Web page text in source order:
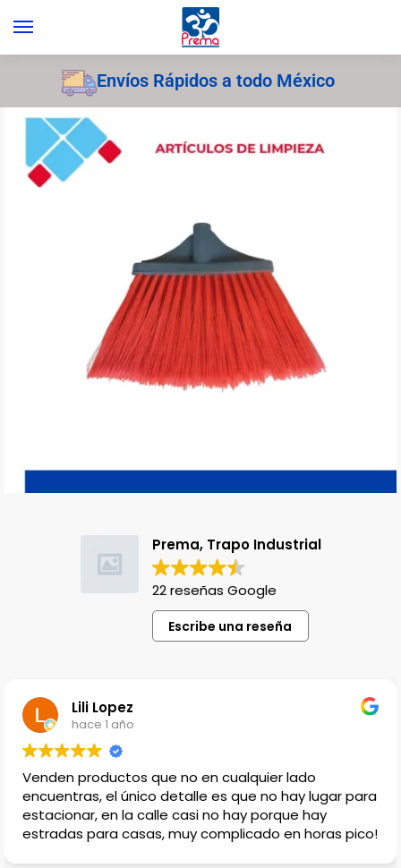
Envíos Rápidos a todo México
Prema, Trapo Industrial
22 reseñas Google
Escribe una reseña
Lili Lopez
hace 1 año
Venden productos que no en cualquier lado
encuentras, el único detalle es que no hay lugar para
estacionar, en la calle casi no hay porque hay
estradas para casas, muy complicado en horas pico!